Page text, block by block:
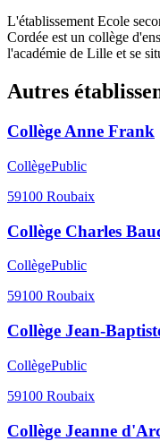
L'établissement Ecole
Cordée est un collège
l'académie de Lille et se
Autres
Collège Anne Frank
CollègePublic
59100 Roubaix
Collège Charles
CollègePublic
59100 Roubaix
Collège Jean-
CollègePublic
59100 Roubaix
Collège Jeanne